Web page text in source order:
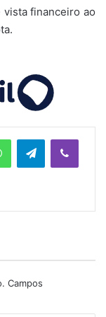
financeiro ao
Telegram
Campos